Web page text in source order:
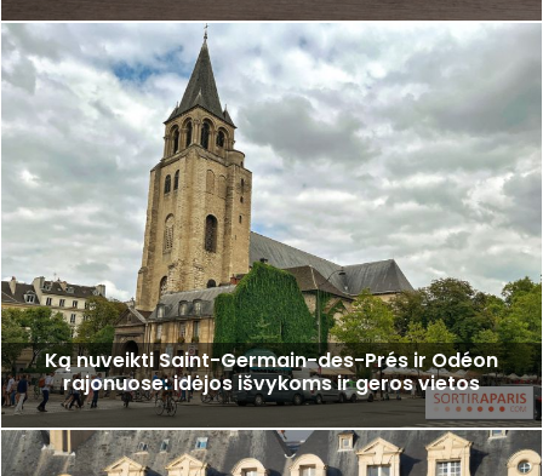
Ką nuveikti Saint-Germain-des-Prés ir Odéon
rajonuose: idėjos išvykoms ir geros vietos